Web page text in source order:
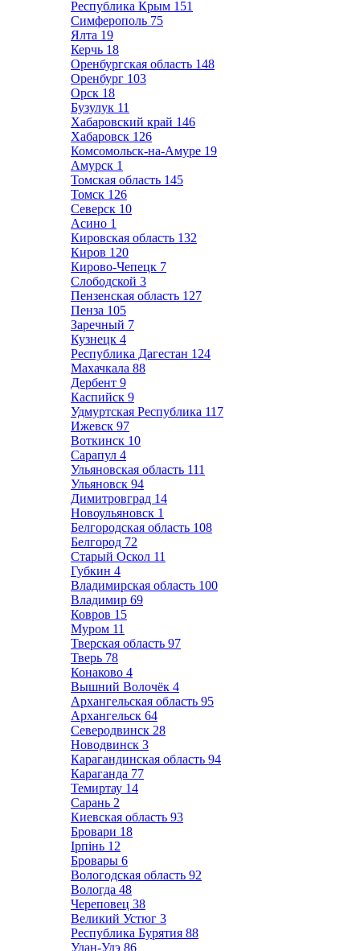
Республика Крым 151
Симферополь 75
Ялта 19
Керчь 18
Оренбургская область 148
Оренбург 103
Орск 18
Бузулук 11
Хабаровский край 146
Хабаровск 126
Комсомольск-на-Амуре 19
Амурск 1
Томская область 145
Томск 126
Северск 10
Асино 1
Кировская область 132
Киров 120
Кирово-Чепецк 7
Слободской 3
Пензенская область 127
Пенза 105
Заречный 7
Кузнецк 4
Республика Дагестан 124
Махачкала 88
Дербент 9
Каспийск 9
Удмуртская Республика 117
Ижевск 97
Воткинск 10
Сарапул 4
Ульяновская область 111
Ульяновск 94
Димитровград 14
Новоульяновск 1
Белгородская область 108
Белгород 72
Старый Оскол 11
Губкин 4
Владимирская область 100
Владимир 69
Ковров 15
Муром 11
Тверская область 97
Тверь 78
Конаково 4
Вышний Волочёк 4
Архангельская область 95
Архангельск 64
Северодвинск 28
Новодвинск 3
Карагандинская область 94
Караганда 77
Темиртау 14
Сарань 2
Киевская область 93
Бровари 18
Ірпінь 12
Бровары 6
Вологодская область 92
Вологда 48
Череповец 38
Великий Устюг 3
Республика Бурятия 88
Улан-Удэ 86